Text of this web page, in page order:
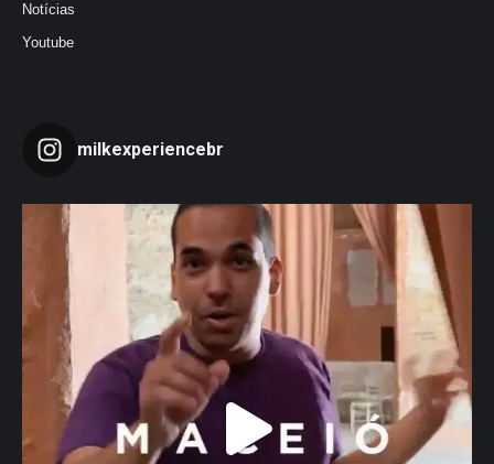
Notícias
Youtube
milkexperiencebr